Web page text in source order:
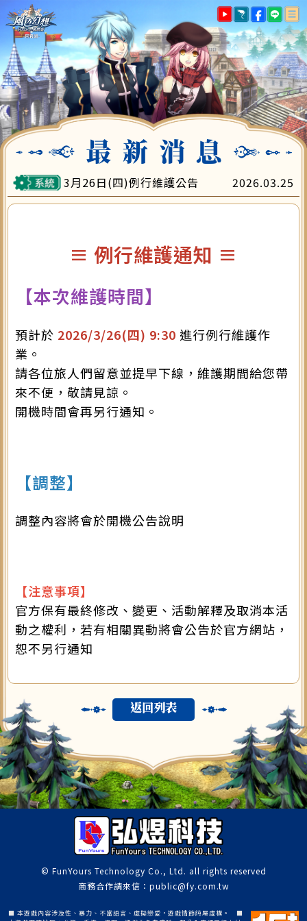
最新消息
遊戲指南
帳號註冊
下載專區
遊戲儲值
會員中心
3月26日(四)例行維護公告 2026.03.25
≡ 例行維護通知 ≡
【本次維護時間】
預計於 2026/3/26(四) 9:30 進行例行維護作
業。
請各位旅人們留意並提早下線，維護期間給您帶
來不便，敬請見諒。
開機時間會再另行通知。
【調整】
調整內容將會於開機公告說明
【注意事項】
官方保有最終修改、變更、活動解釋及取消本活
動之權利，若有相關異動將會公告於官方網站，
恕不另行通知
返回列表
© FunYours Technology Co., Ltd. all rights reserved
商務合作請來信：public@fy.com.tw
■ 本遊戲內容涉及性、暴力、不當語言、虛擬戀愛，遊戲情節純屬虛構。 ■